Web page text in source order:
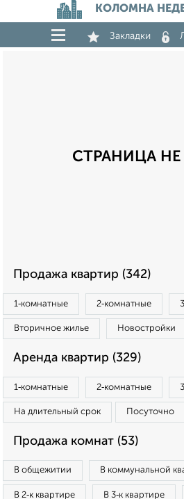
КОЛОМНА
Закладки
СТРАНИЦА
Продажа квартир (342)
1‑комнатные 2‑комнатные
Вторичное жилье Новостройки
Аренда квартир (329)
1‑комнатные 2‑комнатные
На длительный срок Посуточно
Продажа комнат (53)
В общежитии В коммунальной
В 2‑к квартире В 3‑к квартире